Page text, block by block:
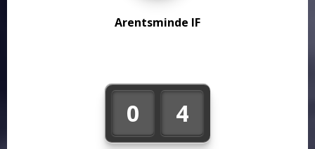
0 4
Arentsminde IF